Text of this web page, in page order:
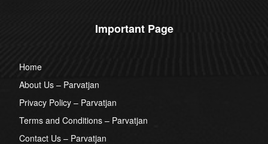
Important Page
Home
About Us – Parvatjan
Privacy Policy – Parvatjan
Terms and Conditions – Parvatjan
Contact Us – Parvatjan